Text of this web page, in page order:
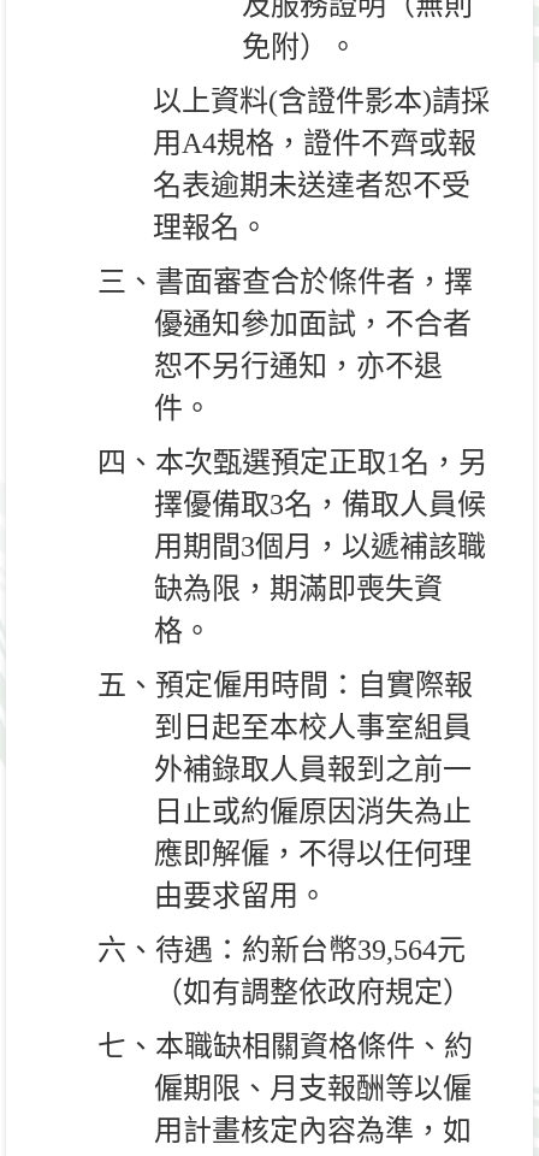
免附）。
以上資料(含證件影本)請採
用 A4規格，證件不齊或報
名表逾期未送達者恕不受
理報名。
三、書面審查合於條件者，擇
優通知參加面試，不合者
恕不另行通知，亦不退
件。
四、本次甄選預定正取1名，另
擇優備取3名，備取人員候
用期間3個月，以遞補該職
缺為限，期滿即喪失資
格。
五、預定僱用時間：自實際報
到日起至本校人事室組員
外補錄取人員報到之前一
日止或約僱原因消失為止
應即解僱，不得以任何理
由要求留用。
六、待遇：約新台幣39,564元
（如有調整依政府規定）
七、本職缺相關資格條件、約
僱期限、月支報酬等以僱
用計畫核定內容為準，如